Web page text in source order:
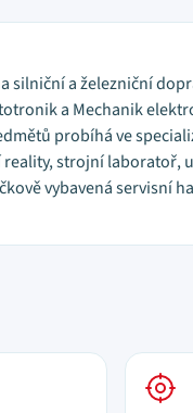
silniční a železniční
a Mechanik
probíhá ve
strojní laboratoř,
vybavená servisní